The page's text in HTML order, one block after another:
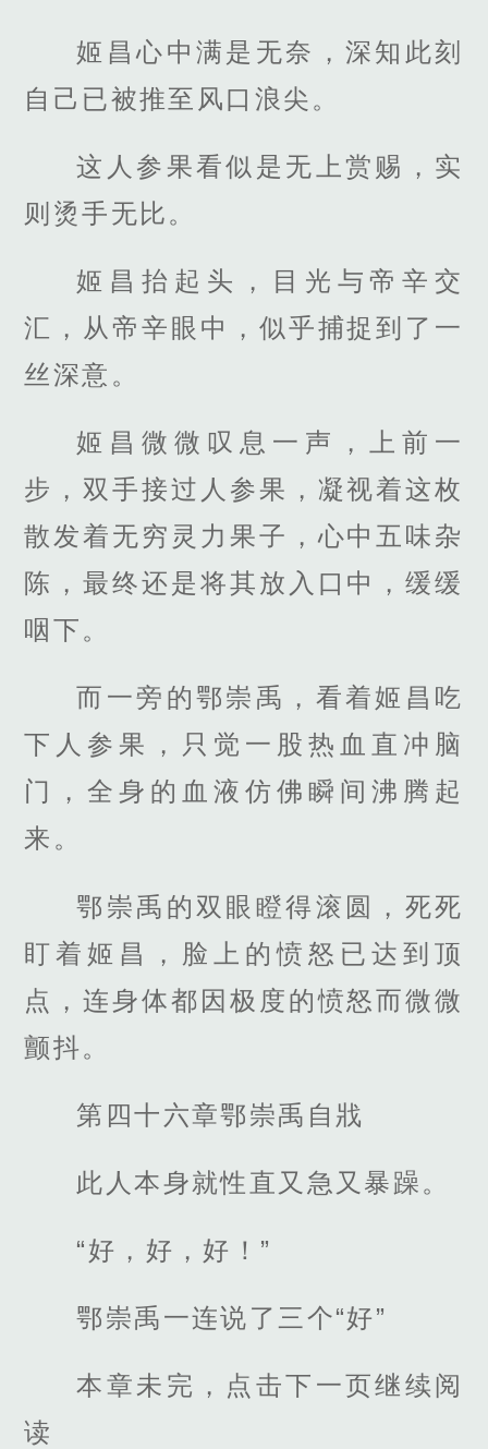
姬昌心中满是无奈，深知此刻
自己已被推至风口浪尖。
这人参果看似是无上赏赐，实
则烫手无比。
姬昌抬起头，目光与帝辛交
汇，从帝辛眼中，似乎捕捉到了一
丝深意。
姬昌微微叹息一声，上前一
步，双手接过人参果，凝视着这枚
散发着无穷灵力果子，心中五味杂
陈，最终还是将其放入口中，缓缓
咽下。
而一旁的鄂崇禹，看着姬昌吃
下人参果，只觉一股热血直冲脑
门，全身的血液仿佛瞬间沸腾起
来。
鄂崇禹的双眼瞪得滚圆，死死
盯着姬昌，脸上的愤怒已达到顶
点，连身体都因极度的愤怒而微微
颤抖。
第四十六章鄂崇禹自戕
此人本身就性直又急又暴躁。
“好，好，好！”
鄂崇禹一连说了三个“好”
本章未完，点击下一页继续阅
读